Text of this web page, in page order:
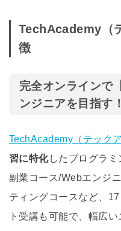
TechAcademy（
徴
完全オンラインで
ンジニアを目指す！
TechAcademy（テック
習に特化したプログラ
副業コース/Webエンジ
ティングコースなど、
ト受講も可能で、幅広